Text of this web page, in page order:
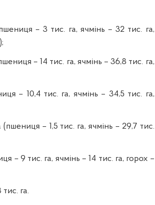
– 3 тис. га, ячмінь – 32 тис. га,
– 14 тис. га, ячмінь – 36,8 тис. га,
– 10,4 тис. га, ячмінь – 34,5 тис. га,
– 1,5 тис. га, ячмінь – 29,7 тис.
– 9 тис. га, ячмінь – 14 тис. га, горох –
га.